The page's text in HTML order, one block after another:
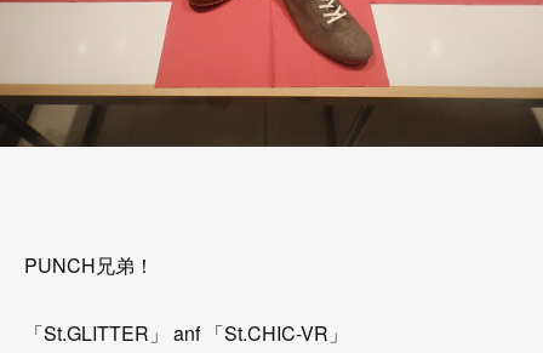
PUNCH兄弟！
「St.GLITTER」 anf 「St.CHIC-VR」